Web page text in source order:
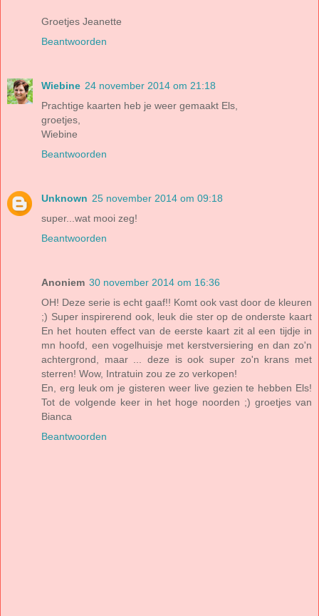
Groetjes Jeanette
Beantwoorden
Wiebine 24 november 2014 om 21:18
Prachtige kaarten heb je weer gemaakt Els,
groetjes,
Wiebine
Beantwoorden
Unknown 25 november 2014 om 09:18
super...wat mooi zeg!
Beantwoorden
Anoniem 30 november 2014 om 16:36
OH! Deze serie is echt gaaf!! Komt ook vast door de kleuren
;) Super inspirerend ook, leuk die ster op de onderste kaart
En het houten effect van de eerste kaart zit al een tijdje in
mn hoofd, een vogelhuisje met kerstversiering en dan zo'n
achtergrond, maar ... deze is ook super zo'n krans met
sterren! Wow, Intratuin zou ze zo verkopen!
En, erg leuk om je gisteren weer live gezien te hebben Els!
Tot de volgende keer in het hoge noorden ;) groetjes van
Bianca
Beantwoorden